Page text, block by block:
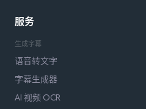
服务
生成字幕
语音转文字
字幕生成器
AI 视频 OCR